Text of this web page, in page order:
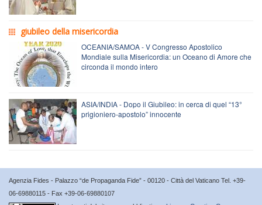
giubileo della misericordia
OCEANIA/SAMOA - V Congresso Apostolico
Mondiale sulla Misericordia: un Oceano di Amore che
circonda il mondo intero
ASIA/INDIA - Dopo il Giubileo: in cerca di quel “13°
prigioniero-apostolo” innocente
Agenzia Fides - Palazzo “de Propaganda Fide” - 00120 - Città del Vaticano Tel. +39-
06-69880115 - Fax +39-06-69880107